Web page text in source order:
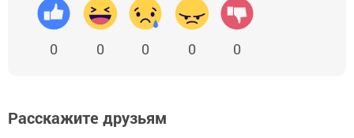
0 0 0 0 0
Расскажите друзьям